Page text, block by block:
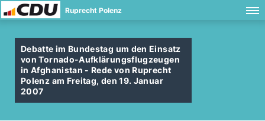
Ruprecht Polenz
Debatte im Bundestag um den Einsatz
von Tornado-Aufklärungsflugzeugen
in Afghanistan - Rede von Ruprecht
Polenz am Freitag, den 19. Januar
2007